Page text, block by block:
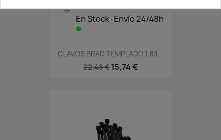
En Stock·Envío 24/48h
CLAVOS BRAD TEMPLADO 1.83...
22,48 € 15,74 €